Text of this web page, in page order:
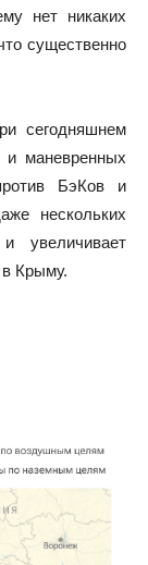
нет никаких
существенно
сегодняшнем
маневренных
БэКов и
нескольких
увеличивает
Крыму.